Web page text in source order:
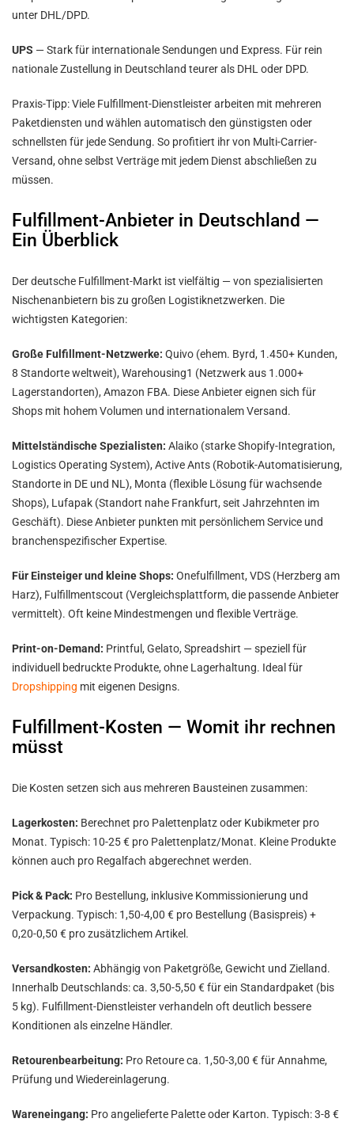
unter DHL/DPD.
UPS — Stark für internationale Sendungen und Express. Für rein
nationale Zustellung in Deutschland teurer als DHL oder DPD.
Praxis-Tipp: Viele Fulfillment-Dienstleister arbeiten mit mehreren
Paketdiensten und wählen automatisch den günstigsten oder
schnellsten für jede Sendung. So profitiert ihr von Multi-Carrier-
Versand, ohne selbst Verträge mit jedem Dienst abschließen zu
müssen.
Fulfillment-Anbieter in Deutschland —
Ein Überblick
Der deutsche Fulfillment-Markt ist vielfältig — von spezialisierten
Nischenanbietern bis zu großen Logistiknetzwerken. Die
wichtigsten Kategorien:
Große Fulfillment-Netzwerke: Quivo (ehem. Byrd, 1.450+ Kunden,
8 Standorte weltweit), Warehousing1 (Netzwerk aus 1.000+
Lagerstandorten), Amazon FBA. Diese Anbieter eignen sich für
Shops mit hohem Volumen und internationalem Versand.
Mittelständische Spezialisten: Alaiko (starke Shopify-Integration,
Logistics Operating System), Active Ants (Robotik-Automatisierung,
Standorte in DE und NL), Monta (flexible Lösung für wachsende
Shops), Lufapak (Standort nahe Frankfurt, seit Jahrzehnten im
Geschäft). Diese Anbieter punkten mit persönlichem Service und
branchenspezifischer Expertise.
Für Einsteiger und kleine Shops: Onefulfillment, VDS (Herzberg am
Harz), Fulfillmentscout (Vergleichsplattform, die passende Anbieter
vermittelt). Oft keine Mindestmengen und flexible Verträge.
Print-on-Demand: Printful, Gelato, Spreadshirt — speziell für
individuell bedruckte Produkte, ohne Lagerhaltung. Ideal für
Dropshipping mit eigenen Designs.
Fulfillment-Kosten — Womit ihr rechnen
müsst
Die Kosten setzen sich aus mehreren Bausteinen zusammen:
Lagerkosten: Berechnet pro Palettenplatz oder Kubikmeter pro
Monat. Typisch: 10-25 € pro Palettenplatz/Monat. Kleine Produkte
können auch pro Regalfach abgerechnet werden.
Pick & Pack: Pro Bestellung, inklusive Kommissionierung und
Verpackung. Typisch: 1,50-4,00 € pro Bestellung (Basispreis) +
0,20-0,50 € pro zusätzlichem Artikel.
Versandkosten: Abhängig von Paketgröße, Gewicht und Zielland.
Innerhalb Deutschlands: ca. 3,50-5,50 € für ein Standardpaket (bis
5 kg). Fulfillment-Dienstleister verhandeln oft deutlich bessere
Konditionen als einzelne Händler.
Retourenbearbeitung: Pro Retoure ca. 1,50-3,00 € für Annahme,
Prüfung und Wiedereinlagerung.
Wareneingang: Pro angelieferte Palette oder Karton. Typisch: 3-8 €